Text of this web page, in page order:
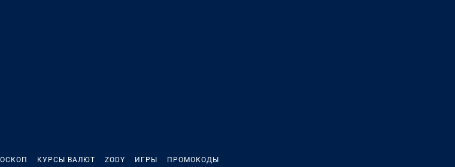
КУРСЫ ВАЛЮТ ZODY ИГРЫ ПРОМОКОДЫ